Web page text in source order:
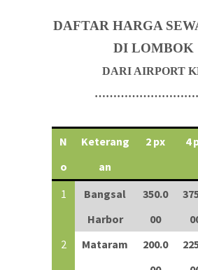
DAFTAR HARGA
DI LOMBOK
DARI AIRPORT
N
o
Keterang
an
2 px 4
1
Bangsal
Harbor
350.0
00
2
Mataram
200.0